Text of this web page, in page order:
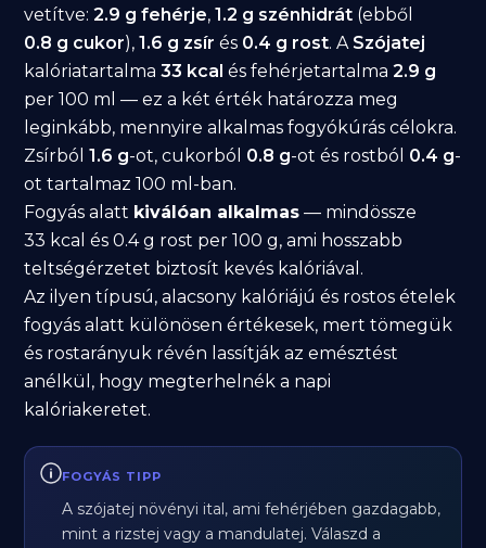
vetítve:2.9 g fehérje,1.2 g szénhidrát (ebből
0.8 g cukor),1.6 g zsír és 0.4 g rost. A Szójatej
kalóriatartalma33 kcal és fehérjetartalma2.9 g
per 100 ml — ez a két érték határozza meg
leginkább, mennyire alkalmas fogyókúrás célokra.
Zsírból1.6 g-ot, cukorból 0.8 g-ot és rostból 0.4 g-
ot tartalmaz 100 ml-ban.
Fogyás alatt kiválóan alkalmas — mindössze
33 kcal és 0.4 g rost per 100 g, ami hosszabb
teltségérzetet biztosít kevés kalóriával.
Az ilyen típusú, alacsony kalóriájú és rostos ételek
fogyás alatt különösen értékesek, mert tömegük
és rostarányuk révén lassítják az emésztést
anélkül, hogy megterhelnék a napi
kalóriakeretet.
FOGYÁS TIPP
A szójatej növényi ital, ami fehérjében gazdagabb,
mint a rizstej vagy a mandulatej. Válaszd a